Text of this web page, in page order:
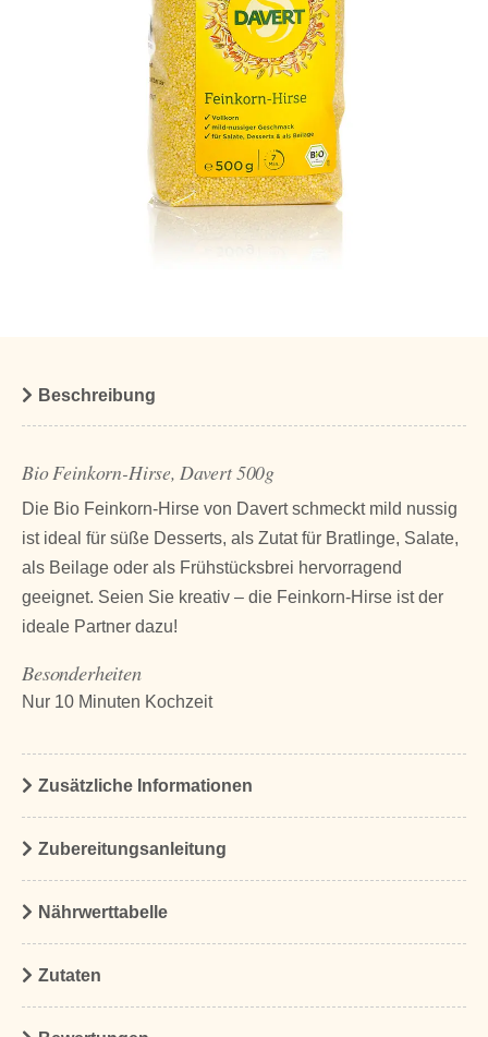
Beschreibung
Bio Feinkorn-Hirse, Davert 500g
Die Bio Feinkorn-Hirse von Davert schmeckt mild nussig
ist ideal für süße Desserts, als Zutat für Bratlinge, Salate,
als Beilage oder als Frühstücksbrei hervorragend
geeignet. Seien Sie kreativ – die Feinkorn-Hirse ist der
ideale Partner dazu!
Besonderheiten
Nur 10 Minuten Kochzeit
Zusätzliche Informationen
Zubereitungsanleitung
Nährwerttabelle
Zutaten